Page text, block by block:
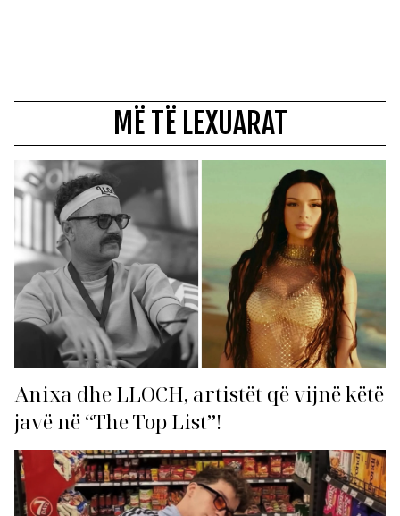
MË TË LEXUARAT
Anixa dhe LLOCH, artistët që vijnë këtë
javë në “The Top List”!